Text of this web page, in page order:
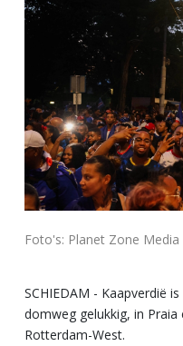
Foto's: Planet Zone Media
SCHIEDAM - Kaapverdië
domweg gelukkig, in
Rotterdam-West.